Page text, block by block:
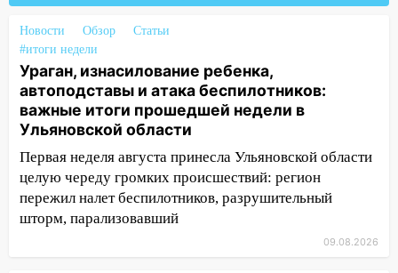
07:30
Евро-3 вместо Евро-5: что
означают классы бензина и можно ли
заливать «старое» топливо в
современные автомобили
06:30 Какая погода будет в Ульяновской
области днем 9 августа
05:05 День, когда всё может
измениться: гороскоп на 9 августа —
три знака получат шанс, который нельзя
упустить
Новости Обзор
Статьи
#итоги недели
Ураган, изнасилование ребенка,
автоподставы и атака беспилотников:
важные итоги прошедшей недели в
Ульяновской области
Первая неделя августа принесла Ульяновской области
целую череду громких происшествий: регион
пережил налет беспилотников, разрушительный
шторм, парализовавший
09.08.2026